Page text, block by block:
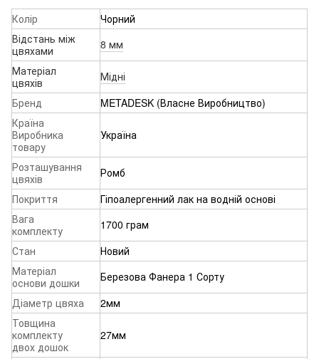
Колір
Чорний
Відстань між
цвяхами
8 мм
Матеріал
цвяхів
Мідні
Бренд
METADESK (Власне Виробництво)
Країна
Виробника
товару
Україна
Розташування
цвяхів
Ромб
Покриття
Гіпоалергенний лак на водній основі
Вага
комплекту
1700 грам
Стан
Новий
Матеріал
основи дошки
Березова Фанера 1 Сорту
Діаметр цвяха
2мм
Товщина
комплекту
двох дошок
27мм